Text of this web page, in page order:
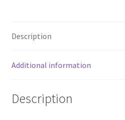
Description
Additional information
Description